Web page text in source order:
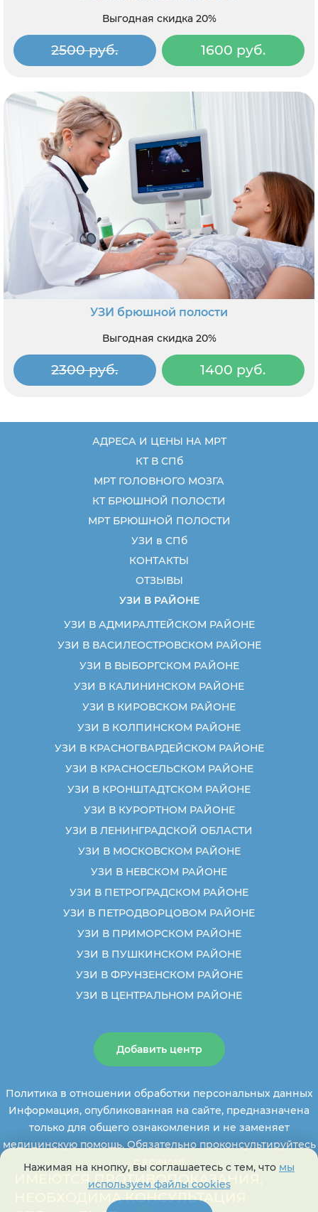
Выгодная скидка 20%
2500 руб. 1600 руб.
УЗИ брюшной полости
Выгодная скидка 20%
2300 руб. 1400 руб.
АДРЕСА И ЦЕНЫ НА МРТ
КТ В СПб
МРТ ГОЛОВНОГО МОЗГА
КТ БРЮШНОЙ ПОЛОСТИ
МРТ БРЮШНОЙ ПОЛОСТИ
УЗИ в СПб
КОНТАКТЫ
ОТЗЫВЫ
УЗИ В РАЙОНЕ
УЗИ В АДМИРАЛТЕЙСКОМ РАЙОНЕ
УЗИ В ВАСИЛЕОСТРОВСКОМ РАЙОНЕ
УЗИ В ВЫБОРГСКОМ РАЙОНЕ
УЗИ В КАЛИНИНСКОМ РАЙОНЕ
УЗИ В КИРОВСКОМ РАЙОНЕ
УЗИ В КОЛПИНСКОМ РАЙОНЕ
УЗИ В КРАСНОГВАРДЕЙСКОМ РАЙОНЕ
УЗИ В КРАСНОСЕЛЬСКОМ РАЙОНЕ
УЗИ В КРОНШТАДТСКОМ РАЙОНЕ
УЗИ В КУРОРТНОМ РАЙОНЕ
УЗИ В ЛЕНИНГРАДСКОЙ ОБЛАСТИ
УЗИ В МОСКОВСКОМ РАЙОНЕ
УЗИ В НЕВСКОМ РАЙОНЕ
УЗИ В ПЕТРОГРАДСКОМ РАЙОНЕ
УЗИ В ПЕТРОДВОРЦОВОМ РАЙОНЕ
УЗИ В ПРИМОРСКОМ РАЙОНЕ
УЗИ В ПУШКИНСКОМ РАЙОНЕ
УЗИ В ФРУНЗЕНСКОМ РАЙОНЕ
УЗИ В ЦЕНТРАЛЬНОМ РАЙОНЕ
Добавить центр
Политика в отношении обработки персональных данных
Информация, опубликованная на сайте, предназначена
только для общего ознакомления и не заменяет
медицинскую помощь. Обязательно проконсультируйтесь
ИМЕЮТСЯ ПРОТИВОПОКАЗАНИЯ,
НЕОБХОДИМА КОНСУЛЬТАЦИЯ
Нажимая на кнопку, вы соглашаетесь с тем, что мы
используем файлы cookies